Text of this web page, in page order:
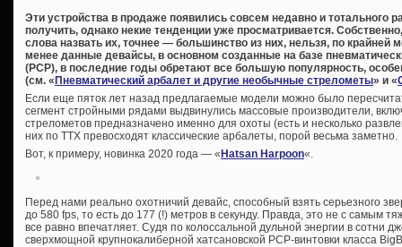
Эти устройства в продаже появились совсем недавно и тотального
получить, однако некие тенденции уже просматривается.
слова назвать их, точнее — большинство из них, нельзя, по
менее данные девайсы, в основном созданные на базе
(PCP), в последние годы обретают все большую популярность,
(см. «Пневматический арбалет и другие необычные стрелометы» и «
Если еще пяток лет назад предлагаемые модели можно было
сегмент стройными рядами выдвинулись массовые производители,
стрелометов предназначено именно для охоты (есть и несколько
них по ТТХ превосходят классические арбалеты, порой весьма заметно.
Вот, к примеру, новинка 2020 года — «Hatsan Harpoon«.
Перед нами реально охотничий девайс, способный взять серьезного
до 580 fps, то есть до 177 (!) метров в секунду. Правда, это не с самым
все равно впечатляет. Судя по колоссальной дульной энергии в сотни
сверхмощной крупнокалиберной хатсановской PCP-винтовки класса